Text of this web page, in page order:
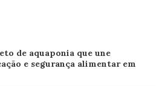
de aquaponia que une
e segurança alimentar em